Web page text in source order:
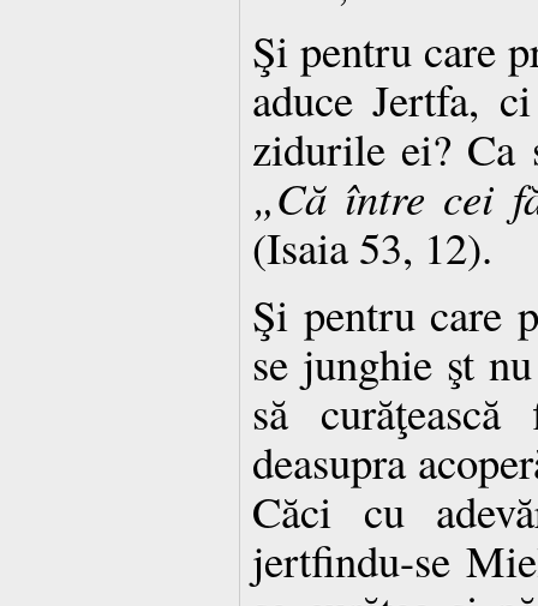
Şi pentru care
aduce Jertfa,
zidurile ei? Ca
„Că între cei
(Isaia 53, 12).
Şi pentru care
se junghie şt
să
deasupra
Căci cu
jertfindu-se